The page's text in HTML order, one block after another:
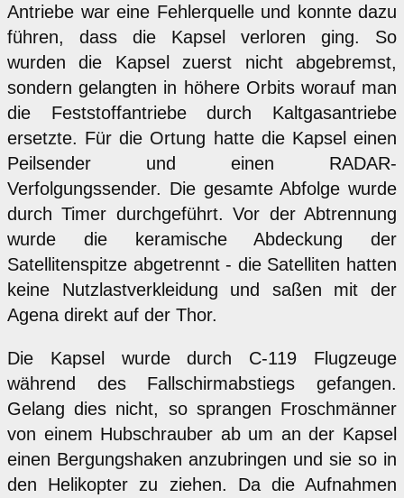
Antriebe war eine Fehlerquelle und konnte dazu
führen, dass die Kapsel verloren ging. So
wurden die Kapsel zuerst nicht abgebremst,
sondern gelangten in höhere Orbits worauf man
die Feststoffantriebe durch Kaltgasantriebe
ersetzte. Für die Ortung hatte die Kapsel einen
Peilsender und einen RADAR-
Verfolgungssender. Die gesamte Abfolge wurde
durch Timer durchgeführt. Vor der Abtrennung
wurde die keramische Abdeckung der
Satellitenspitze abgetrennt - die Satelliten hatten
keine Nutzlastverkleidung und saßen mit der
Agena direkt auf der Thor.
Die Kapsel wurde durch C-119 Flugzeuge
während des Fallschirmabstiegs gefangen.
Gelang dies nicht, so sprangen Froschmänner
von einem Hubschrauber ab um an der Kapsel
einen Bergungshaken anzubringen und sie so in
den Helikopter zu ziehen. Da die Aufnahmen